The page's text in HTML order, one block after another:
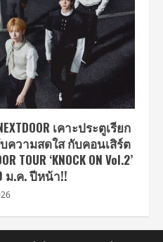
เคาะประตูเรียก
บความสดใส กับคอนเสิร์ต
TOUR ‘KNOCK ON Vol.2’
ม.ค. ปีหน้า!!